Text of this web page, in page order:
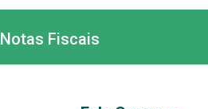
Notas Fiscais